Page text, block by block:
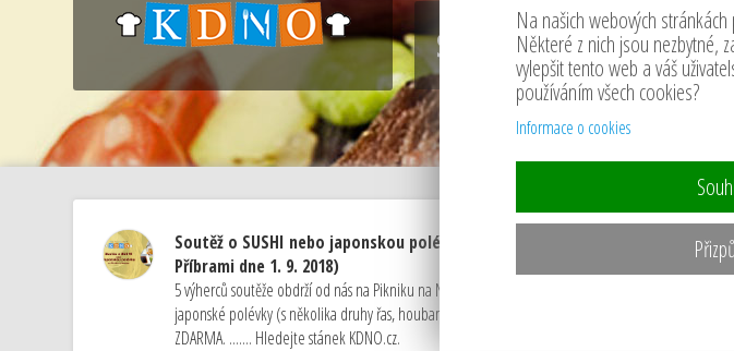
Soutěže
Soutěž o SUSHI nebo japonskou polévku na Pikniku na Nováku (v
Příbrami dne 1. 9. 2018)
5 výherců soutěže obdrží od nás na Pikniku na Nováku degustační porci Sushi nebo
japonské polévky (s několika druhy řas, houbami Shiitake a pohankovými nudlemi)
ZDARMA. ....... Hledejte stánek KDNO.cz.
Na našich webových
Některé z nich jsou nezbytné,
vylepšit tento web a váš
používáním všech cookies?
Informace o cookies